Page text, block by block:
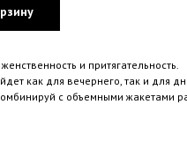
и притягательность.
как для вечернего, так и для
с объемными жакетами